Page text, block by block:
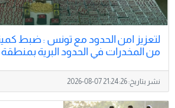
لتعزيز امن الحدود مع تونس : ضبط
من المخدرات في الحدود البرية
نشر بتاريخ:2026-08-07 21:24:26